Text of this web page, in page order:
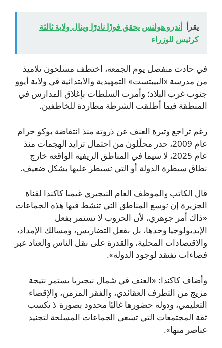
يقرأ أندرو هولنس يحقق فوزًا نادرًا وينال ولاية ثالثة
كرئيس للوزراء
في حادث منفصل يوم الجمعة، اختطف مسلحون تلاميذ
من مدرسة «البيبتست» التمهيدية والابتدائية في ولاية أيوو
جنوب غرب البلاد؛ وأمرت السلطات بإغلاق المدارس في
المنطقة فيما أطلقت الشرطة مطاردة للخاطفين.
رغم تراجع وتيرة العنف عن ذروته منذ انتفاضة بوكو حرام
عام 2009، حذر محلّلون من احتمال تزايد الهجمات منذ
عام 2025، لا سيما في المناطق الريفية الواقعة خارج
نطاق سيطرة الدولة أو التي تسيطر عليها بشكل ضعيف.
قال الكاتب والموظف العام النيجيري غيمبا كاكندا لقناة
الجزيرة إن توسع المناطق التي تنشط فيها هذه الجماعات
«ذاك أمر جوهري، لأن الحروب لا تستمر بفعل
الإيديولوجيا وحدها، بل بفعل التضاريس، ومسالك الإمداد،
والاقتصادات المحلية، والقدرة على نقل الناس والعتاد عبر
فضاءات تفتقد لوجود الدولة».
وأضاف كاكندا: «العنف في شمال نيجيريا يستمر نتيجة
مزيج من التطرف العقائدي، والفقر المزمن، والإقصاء
التعليمي، ودولة حضورها غالبًا محدود بصورة لا تكسب
ثقة المجتمعات التي تسعى الجماعات المسلحة لتجنيد
عناصر منها».